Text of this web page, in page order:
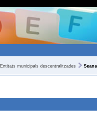
Entitats municipals descentralitzades Seana